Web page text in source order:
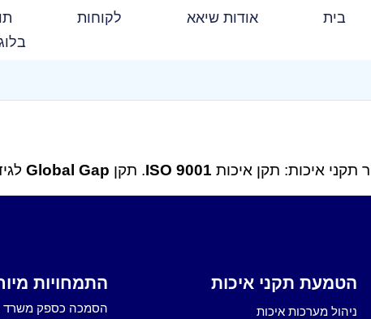
בית אודות שיאא לקוחות
תקני איכות: תקן איכות ISO 9001. תקן Global Gap
הטמעת תקני איכות
ניהול מערכות איכות
התמחויות
הסמכה כספק משרד